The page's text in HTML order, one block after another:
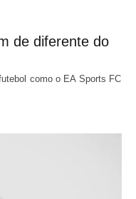
de diferente do
como o EA Sports FC